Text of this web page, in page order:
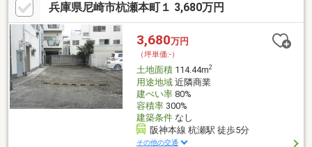
兵庫県尼崎市杭瀬本町１ 3,680万円
3,680万円
（坪単価:-）
土地面積114.44m2
用途地域近隣商業
建ぺい率80%
容積率300%
建築条件なし
阪神本線 杭瀬駅 徒歩5分
その他の交通